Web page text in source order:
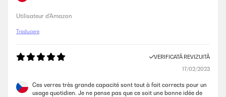
Utilisateur d'Amazon
Traducere
VERIFICATĂ REVIZUITĂ
17/02/2023
Ces verres très grande capacité sont tout à fait corrects pour un
usage quotidien. Je ne pense pas que ce soit une bonne idée de